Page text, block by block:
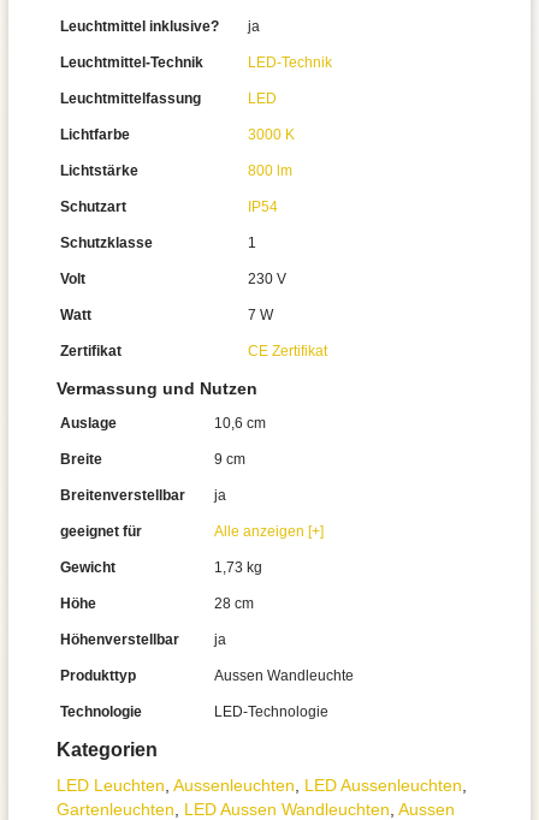
Kategorien
LED Leuchten Aussen­leuchten LED Aussenleuchten
Gartenleuchten
LED Aussen Wandleuchten Aussen
Leuchtmittel inklusive? ja
Leuchtmittel-Technik LED-Technik
Leuchtmittelfassung LED
Lichtfarbe 3000 K
Lichtstärke 800 lm
Schutzart IP54
Schutzklasse 1
Volt 230 V
Watt 7 W
Zertifikat CE Zertifikat
Vermassung und Nutzen
Auslage 10,6 cm
Breite 9 cm
Breitenverstellbar ja
geeignet für Alle anzeigen [+]
Gewicht 1,73 kg
Höhe 28 cm
Höhenverstellbar ja
Produkttyp Aussen Wandleuchte
Technologie LED-Technologie